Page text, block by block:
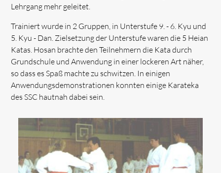
Lehrgang mehr geleitet.
Trainiert wurde in 2 Gruppen, in Unterstufe 9. - 6. Kyu und
5. Kyu - Dan. Zielsetzung der Unterstufe waren die 5 Heian
Katas. Hosan brachte den Teilnehmern die Kata durch
Grundschule und Anwendung in einer lockeren Art näher,
so dass es Spaß machte zu schwitzen. In einigen
Anwendungsdemonstrationen konnten einige Karateka
des SSC hautnah dabei sein.